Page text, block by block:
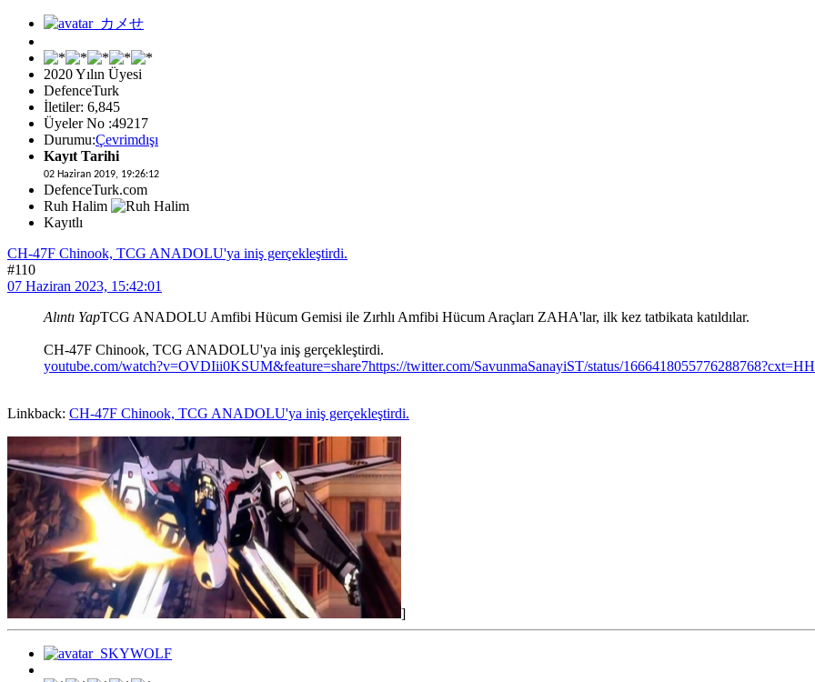
2020 Yılın Üyesi
DefenceTurk
İletiler: 6,845
Üyeler No :49217
Durumu:Çevrimdışı
Kayıt Tarihi
02 Haziran 2019, 19:26:12
DefenceTurk.com
Ruh Halim
Kayıtlı
CH-47F Chinook, TCG ANADOLU'ya iniş gerçekleştirdi.
#110
07 Haziran 2023, 15:42:01
Alıntı YapTCG ANADOLU Amfibi Hücum Gemisi ile Zırhlı Amfibi Hücum Araçları ZAHA'lar, ilk kez tatbikata katıldılar.
CH-47F Chinook, TCG ANADOLU'ya iniş gerçekleştirdi.
youtube.com/watch?v=OVDIii0KSUM&feature=share7https://twitter.com/SavunmaSanayiST/status/
Linkback: CH-47F Chinook, TCG ANADOLU'ya iniş gerçekleştirdi.
]